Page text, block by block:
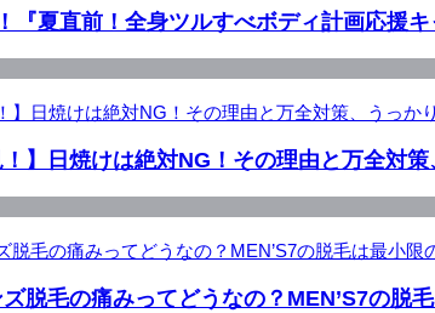
『夏直前！全身ツルすべボディ計画応援
！】日焼けは絶対NG！その理由と万全対
ズ脱毛の痛みってどうなの？MEN’S7の脱